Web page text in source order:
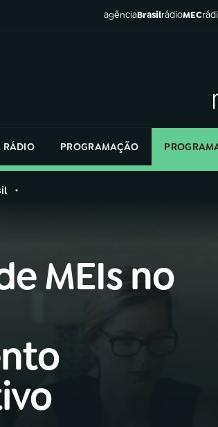
agênciaBrasilrádioMEC
RÁDIO PROGRAMAÇÃO
MEIs no